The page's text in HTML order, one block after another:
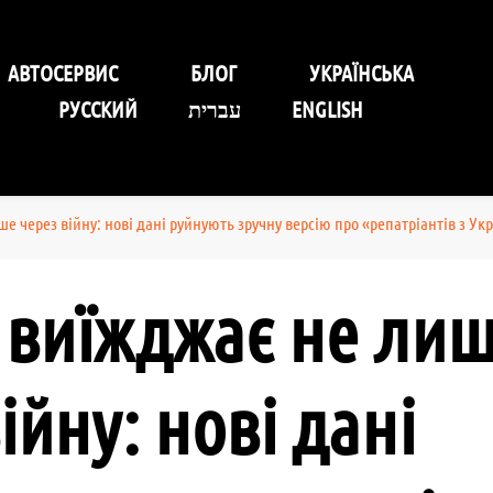
Self-Service Car
АВТОСЕРВИС БЛОГ
УКРАЇНСЬКА
РУССКИЙ
עברית ENGLISH
через війну: нові дані руйнують зручну версію про «репатріантів з
виїжджає не
нові дані